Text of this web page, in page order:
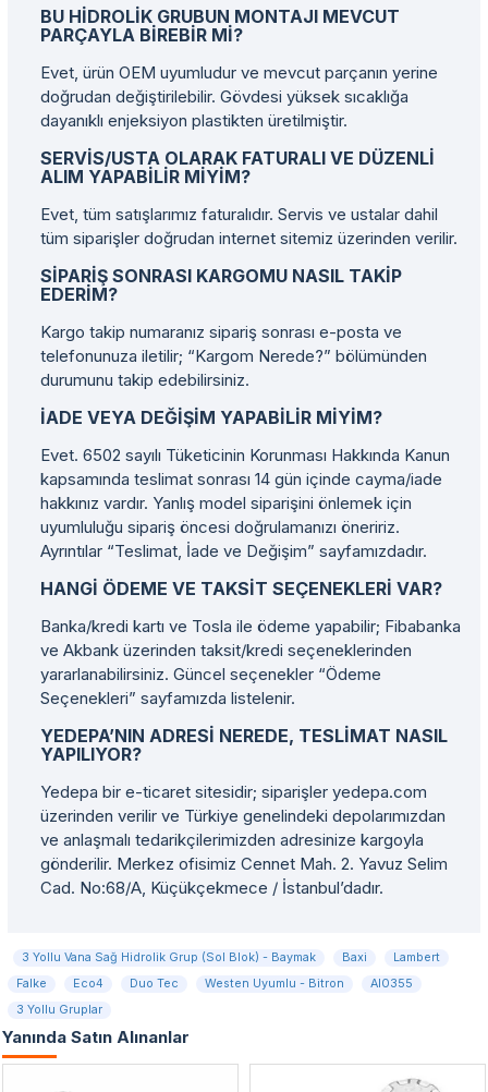
BU HIDROLIK GRUBUN MONTAJI MEVCUT
PARÇAYLA BIREBIR MI?
Evet, ürün OEM uyumludur ve mevcut parçanın yerine
doğrudan değiştirilebilir. Gövdesi yüksek sıcaklığa
dayanıklı enjeksiyon plastikten üretilmiştir.
SERVIS/USTA OLARAK FATURALI VE DÜZENLI
ALIM YAPABILIR MIYIM?
Evet, tüm satışlarımız faturalıdır. Servis ve ustalar dahil
tüm siparişler doğrudan internet sitemiz üzerinden verilir.
SIPARIŞ SONRASI KARGOMU NASIL TAKIP
EDERIM?
Kargo takip numaranız sipariş sonrası e-posta ve
telefonunuza iletilir; “Kargom Nerede?” bölümünden
durumunu takip edebilirsiniz.
İADE VEYA DEĞIŞIM YAPABILIR MIYIM?
Evet. 6502 sayılı Tüketicinin Korunması Hakkında Kanun
kapsamında teslimat sonrası 14 gün içinde cayma/iade
hakkınız vardır. Yanlış model siparişini önlemek için
uyumluluğu sipariş öncesi doğrulamanızı öneririz.
Ayrıntılar “Teslimat, İade ve Değişim” sayfamızdadır.
HANGI ÖDEME VE TAKSIT SEÇENEKLERI VAR?
Banka/kredi kartı ve Tosla ile ödeme yapabilir; Fibabanka
ve Akbank üzerinden taksit/kredi seçeneklerinden
yararlanabilirsiniz. Güncel seçenekler “Ödeme
Seçenekleri” sayfamızda listelenir.
YEDEPA’NIN ADRESI NEREDE, TESLIMAT NASIL
YAPILIYOR?
Yedepa bir e-ticaret sitesidir; siparişler yedepa.com
üzerinden verilir ve Türkiye genelindeki depolarımızdan
ve anlaşmalı tedarikçilerimizden adresinize kargoyla
gönderilir. Merkez ofisimiz Cennet Mah. 2. Yavuz Selim
Cad. No:68/A, Küçükçekmece / İstanbul’dadır.
3 Yollu Vana Sağ Hidrolik Grup (Sol Blok) - Baymak Baxi
Lambert
Falke
Eco4 Duo Tec Westen Uyumlu - Bitron
AI0355
3 Yollu Gruplar
Yanında Satın Alınanlar